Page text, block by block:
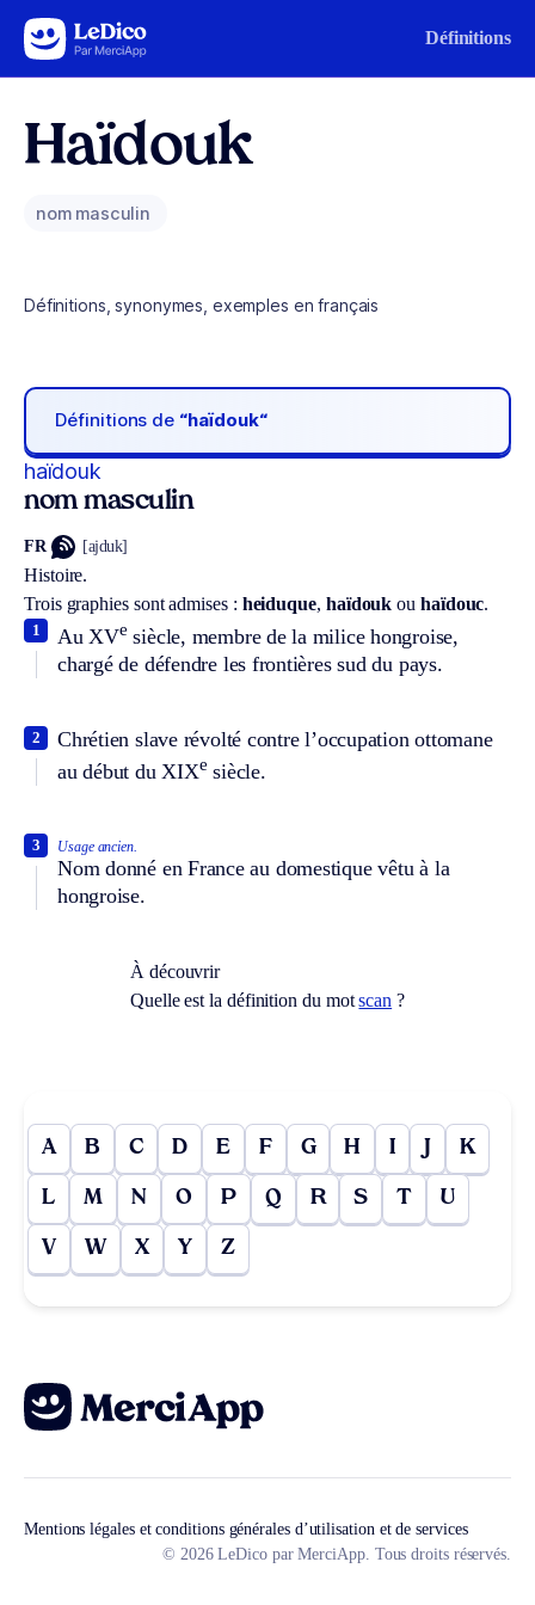
Aller au contenu Définitions
Haïdouk
nom masculin
Définitions, synonymes, exemples en français
Définitions de “haïdouk“
haïdouk
nom masculin
FR [ajduk]
Histoire.
Trois graphies sont admises : heiduque, haïdouk ou haïdouc.
Au XVe siècle, membre de la milice hongroise,
chargé de défendre les frontières sud du pays.
1
Chrétien slave révolté contre l’occupation ottomane
au début du XIXe siècle.
2
Usage ancien.
Nom donné en France au domestique vêtu à la
hongroise.
3
À découvrir
Quelle est la définition du motscan ?
A B C D E F G H I J K
L M N O P Q R S T U
V W X Y Z
Mentions légales et conditions générales d’utilisation et de services
© 2026 LeDico par MerciApp. Tous droits réservés.